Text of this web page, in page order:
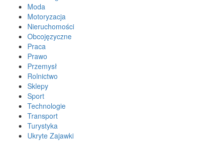
Moda
Motoryzacja
Nieruchomości
Obcojęzyczne
Praca
Prawo
Przemysł
Rolnictwo
Sklepy
Sport
Technologie
Transport
Turystyka
Ukryte Zajawki